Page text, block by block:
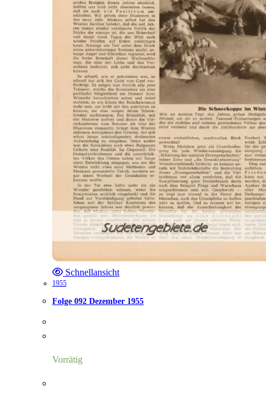
Schnellansicht
1955
Folge 092 Dezember 1955
Vorrätig